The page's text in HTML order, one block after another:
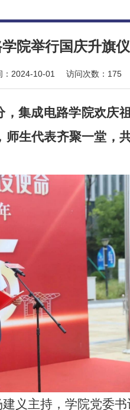
院举行国庆升旗
2024-10-01 访问次数： 175
，集成电路学院欢庆
生代表齐聚一堂，
义主持，学院党委